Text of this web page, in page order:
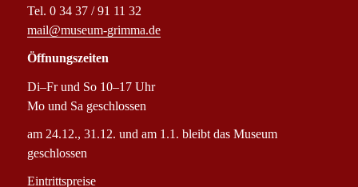
Tel. 0 34 37 / 91 11 32
mail@museum-grimma.de
Öffnungszeiten
Di–Fr und So 10–17 Uhr
Mo und Sa geschlossen
am 24.12., 31.12. und am 1.1. bleibt das Museum
geschlossen
Eintrittspreise